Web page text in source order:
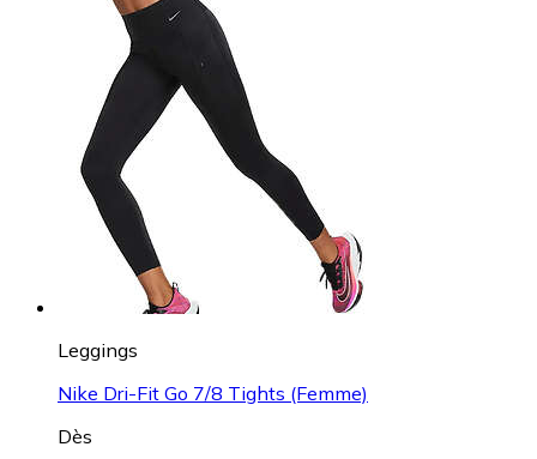
Leggings
Nike Dri-Fit Go 7/8 Tights (Femme)
Dès